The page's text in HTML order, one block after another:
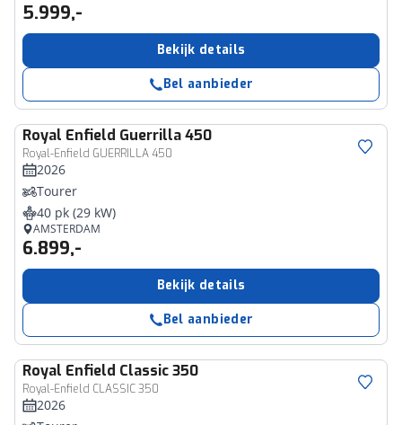
5.999,-
Bekijk details
Bel aanbieder
Royal Enfield Guerrilla 450
Royal-Enfield GUERRILLA 450
2026
Tourer
40 pk (29 kW)
AMSTERDAM
6.899,-
Bekijk details
Bel aanbieder
Royal Enfield Classic 350
Royal-Enfield CLASSIC 350
2026